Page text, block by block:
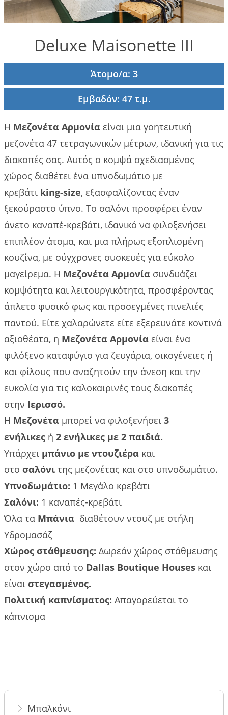
που
πρέπει να
κάνετε
Gallery
Επικοινωνία
Πολιτικές
κρατήσεων
Deluxe Maisonette III
Άτομο/α: 3
Εμβαδόν: 47 τ.μ.
Η Μεζονέτα Αρμονία είναι μια γοητευτική
μεζονέτα 47 τετραγωνικών μέτρων, ιδανική για τις
διακοπές σας. Αυτός ο κομψά σχεδιασμένος
χώρος διαθέτει ένα υπνοδωμάτιο με
κρεβάτι king-size, εξασφαλίζοντας έναν
ξεκούραστο ύπνο. Το σαλόνι προσφέρει έναν
άνετο καναπέ-κρεβάτι, ιδανικό να φιλοξενήσει
επιπλέον άτομα, και μια πλήρως εξοπλισμένη
κουζίνα, με σύγχρονες συσκευές για εύκολο
μαγείρεμα. Η ΜεζονέταΑρμονία συνδυάζει
κομψότητα και λειτουργικότητα, προσφέροντας
άπλετο φυσικό φως και προσεγμένες πινελιές
παντού. Είτε χαλαρώνετε είτε εξερευνάτε κοντινά
αξιοθέατα, η ΜεζονέταΑρμονία είναι ένα
φιλόξενο καταφύγιο για ζευγάρια, οικογένειες ή
και φίλους που αναζητούν την άνεση και την
ευκολία για τις καλοκαιρινές τους διακοπές
στην Ιερισσό.
Η Μεζονέτα μπορεί να φιλοξενήσει3
ενήλικες ή2 ενήλικες με 2 παιδιά.
Υπάρχει μπάνιο με ντουζιέρα και
στο σαλόνι της μεζονέτας και στο υπνοδωμάτιο.
Υπνοδωμάτιο: 1 Μεγάλο κρεβάτι
Σαλόνι: 1 καναπές-κρεβάτι
Όλα τα Μπάνια διαθέτουν ντουζ με στήλη
Υδρομασάζ
Χώρος στάθμευσης: Δωρεάν χώρος στάθμευσης
στον χώρο από το Dallas Boutique Houses και
είναι στεγασμένος.
Πολιτική καπνίσματος: Απαγορεύεται το
κάπνισμα
Μπαλκόνι